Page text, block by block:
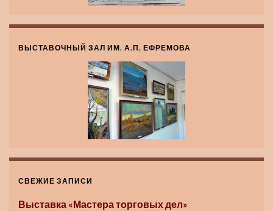
ВЫСТАВОЧНЫЙ ЗАЛ ИМ. А.П. ЕФРЕМОВА
СВЕЖИЕ ЗАПИСИ
Выставка «Мастера торговых дел»